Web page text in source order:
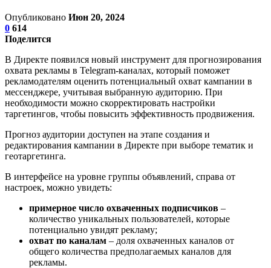
Опубликовано Июн 20, 2024
0 614
Поделится
В Директе появился новый инструмент для прогнозирования
охвата рекламы в Telegram-каналах, который поможет
рекламодателям оценить потенциальный охват кампании в
мессенджере, учитывая выбранную аудиторию. При
необходимости можно скорректировать настройки
таргетингов, чтобы повысить эффективность продвижения.
Прогноз аудитории доступен на этапе создания и
редактирования кампании в Директе при выборе тематик и
геотаргетинга.
В интерфейсе на уровне группы объявлений, справа от
настроек, можно увидеть:
примерное число охваченных подписчиков –
количество уникальных пользователей, которые
потенциально увидят рекламу;
охват по каналам – доля охваченных каналов от
общего количества предполагаемых каналов для
рекламы.